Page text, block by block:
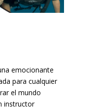
emocionante
para cualquier
el mundo
instructor